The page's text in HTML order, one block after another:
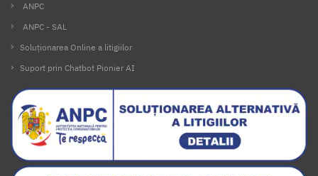
ANPC
ANPC - SAL
Soluționarea Online a litigiilor
Suport prin Chatbot Pionier AI